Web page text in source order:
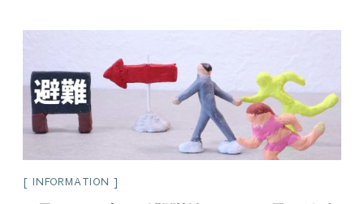
INFORMATION